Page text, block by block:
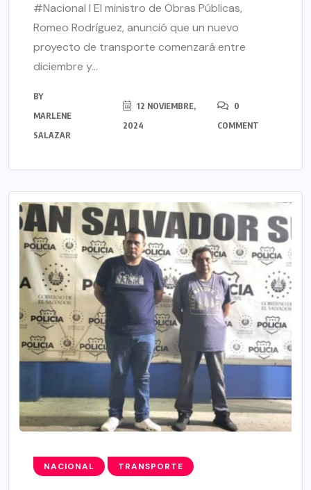
#Nacional l El ministro de Obras Públicas,
Romeo Rodríguez, anunció que un nuevo
proyecto de transporte comenzará entre
diciembre y...
BY
MARLENE
SALAZAR
12 NOVIEMBRE,
2024
0
COMMENT
NACIONAL TRANSPORTE